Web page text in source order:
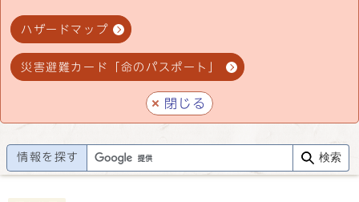
ハザードマップ
災害避難カード「命のパスポート」
閉じる
情報を探す 検索